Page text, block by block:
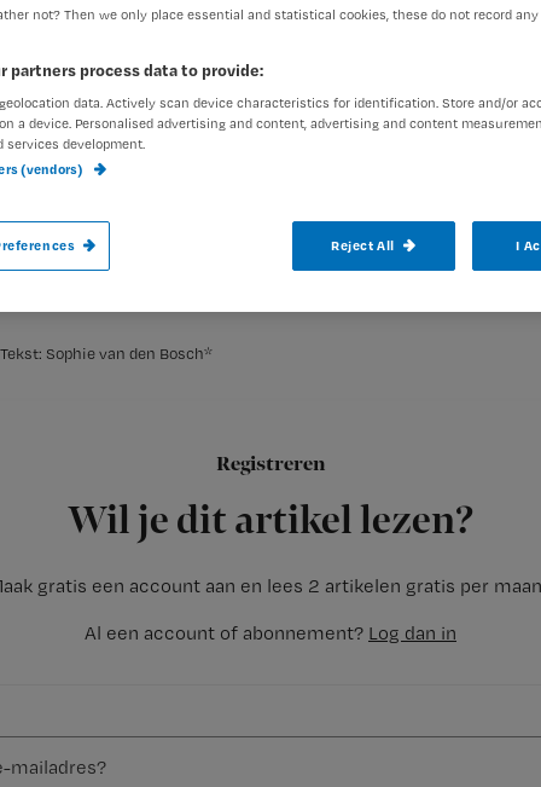
Registreren
Wil je dit artikel lezen?
gratis een account aan en lees 2 artikelen gratis per
Al een account of abonnement? Log dan in
De centraal veneuze katheter (CVK) is
kathetergerelateerde infecties.
Tekst: Sophie van den Bosch*
Formuleer je
not? Then we only place essential and statistical cookies, these do not record
partners process data to provide:
data. Actively scan device characteristics for identification. Store and/or
a device. Personalised advertising and content, advertising and content
services development.
(vendors)
Reject All I